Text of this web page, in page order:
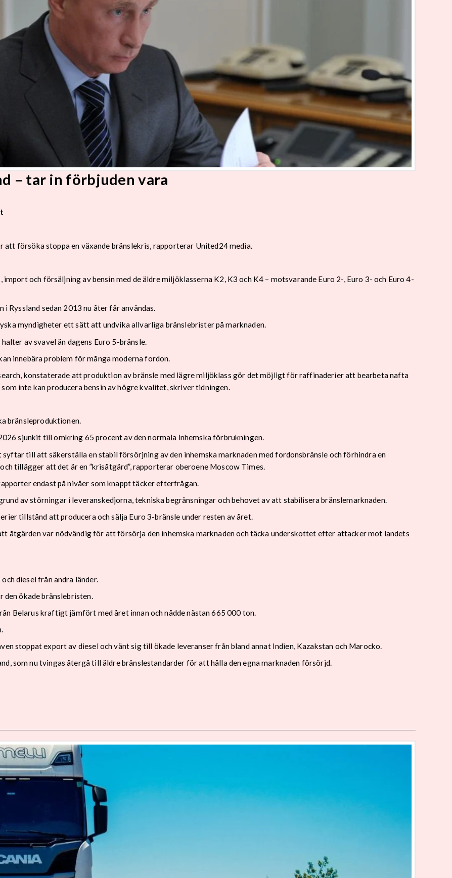
– tar in förbjuden vara
försöka stoppa en växande bränslekris, rapporterar United24 media.
och försäljning av bensin med de äldre miljöklasserna K2, K3 och K4 – motsvarande Euro 2-, Euro 3- och Euro 4-
Ryssland sedan 2013 nu åter får användas.
myndigheter ett sätt att undvika allvarliga bränslebrister på marknaden.
av svavel än dagens Euro 5-bränsle.
innebära problem för många moderna fordon.
konstaterade att produktion av bränsle med lägre miljöklass gör det möjligt för raffinaderier att bearbeta nafta
inte kan producera bensin av högre kvalitet, skriver tidningen.
bränsleproduktionen.
sjunkit till omkring 65 procent av den normala inhemska förbrukningen.
till att säkerställa en stabil försörjning av den inhemska marknaden med fordonsbränsle och förhindra en
tillägger att det är en ”krisåtgärd”, rapporterar oberoene Moscow Times.
endast på nivåer som knappt täcker efterfrågan.
av störningar i leveranskedjorna, tekniska begränsningar och behovet av att stabilisera bränslemarknaden.
tillstånd att producera och sälja Euro 3-bränsle under resten av året.
åtgärden var nödvändig för att försörja den inhemska marknaden och täcka underskottet efter attacker mot landets
diesel från andra länder.
den ökade bränslebristen.
Belarus kraftigt jämfört med året innan och nådde nästan 665 000 ton.
stoppat export av diesel och vänt sig till ökade leveranser från bland annat Indien, Kazakstan och Marocko.
som nu tvingas återgå till äldre bränslestandarder för att hålla den egna marknaden försörjd.